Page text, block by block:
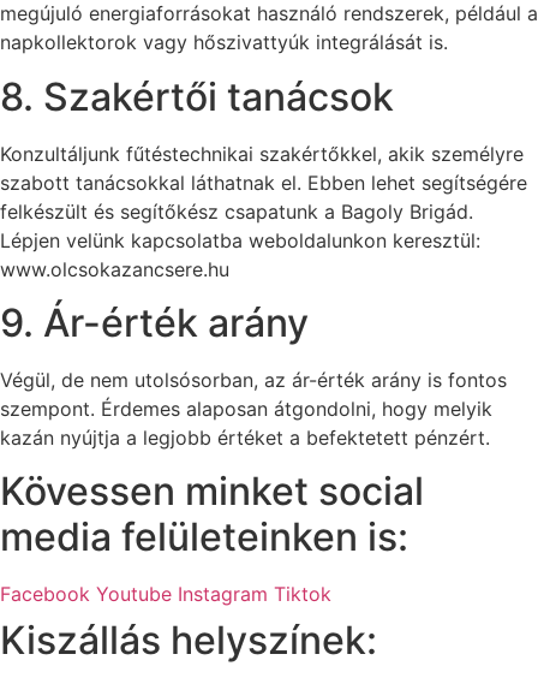
megújuló energiaforrásokat használó rendszerek, például a
napkollektorok vagy hőszivattyúk integrálását is.
8. Szakértői tanácsok
Konzultáljunk fűtéstechnikai szakértőkkel, akik személyre
szabott tanácsokkal láthatnak el. Ebben lehet segítségére
felkészült és segítőkész csapatunk a Bagoly Brigád.
Lépjen velünk kapcsolatba weboldalunkon keresztül:
www.olcsokazancsere.hu
9. Ár-érték arány
Végül, de nem utolsósorban, az ár-érték arány is fontos
szempont. Érdemes alaposan átgondolni, hogy melyik
kazán nyújtja a legjobb értéket a befektetett pénzért.
Kövessen minket social
media felületeinken is:
Facebook Youtube Instagram Tiktok
Kiszállás helyszínek: